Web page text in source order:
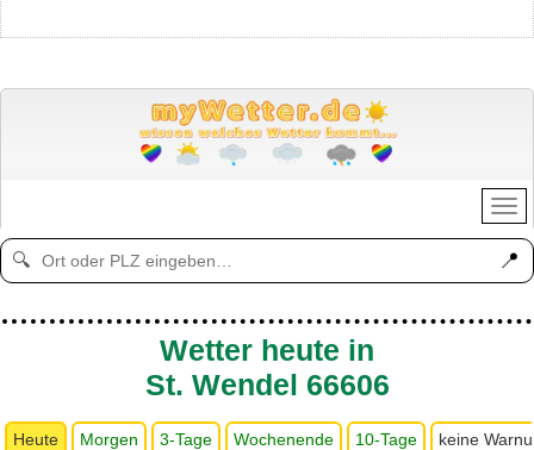
🔍 📍
Wetter heute in
St. Wendel 66606
Heute Morgen 3-Tage Wochenende 10-Tage keine